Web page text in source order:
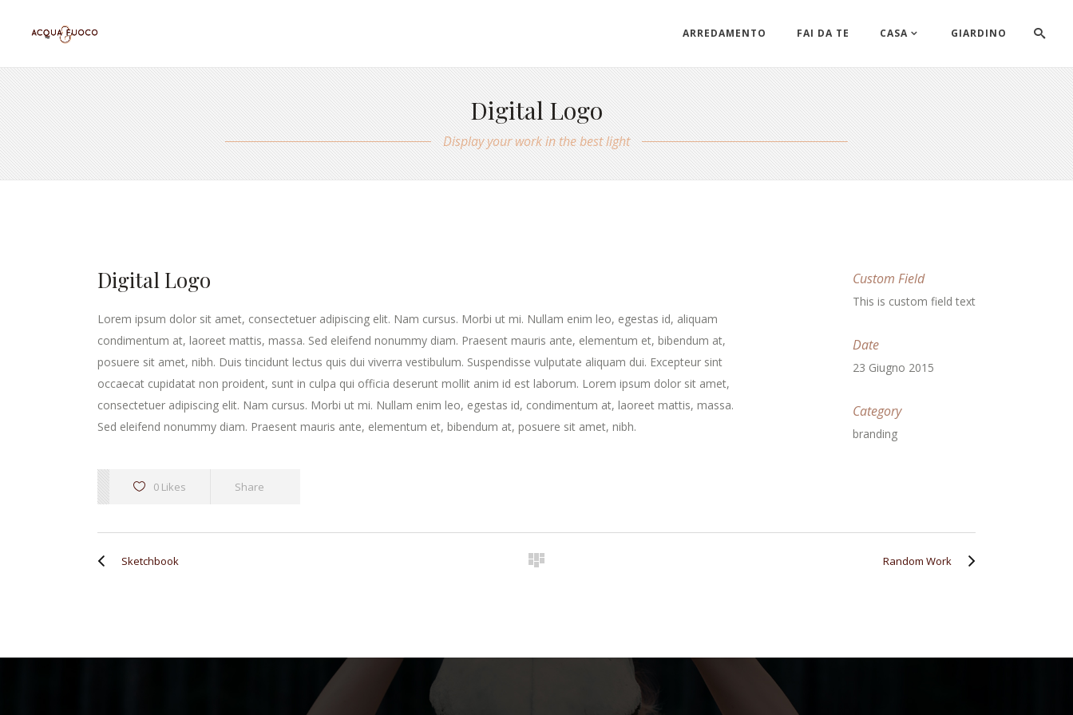
ARREDAMENTO FAI DA TE CASA GIARDINO
Digital Logo
Display your work in the best light
Digital Logo
Lorem ipsum dolor sit amet, consectetuer adipiscing elit. Nam cursus. Morbi ut mi. Nullam enim leo, egestas id, aliquam
condimentum at, laoreet mattis, massa. Sed eleifend nonummy diam. Praesent mauris ante, elementum et, bibendum at,
posuere sit amet, nibh. Duis tincidunt lectus quis dui viverra vestibulum. Suspendisse vulputate aliquam dui. Excepteur sint
occaecat cupidatat non proident, sunt in culpa qui officia deserunt mollit anim id est laborum. Lorem ipsum dolor sit amet,
consectetuer adipiscing elit. Nam cursus. Morbi ut mi. Nullam enim leo, egestas id, condimentum at, laoreet mattis, massa.
Sed eleifend nonummy diam. Praesent mauris ante, elementum et, bibendum at, posuere sit amet, nibh.
0 Likes Share
Custom Field
This is custom field text
Date
23 Giugno 2015
Category
branding
Sketchbook Random Work